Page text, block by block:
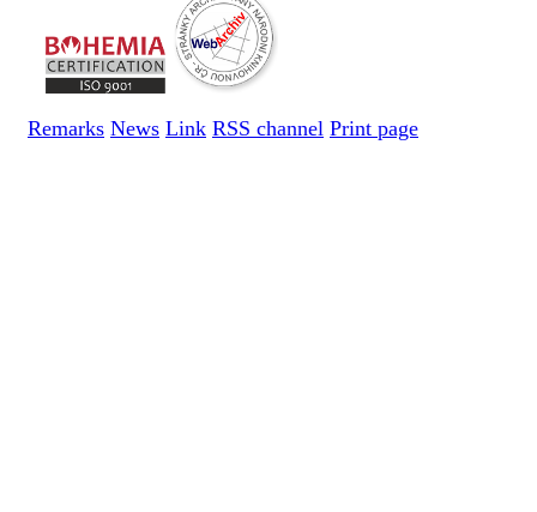
Remarks News Link RSS channel Print page